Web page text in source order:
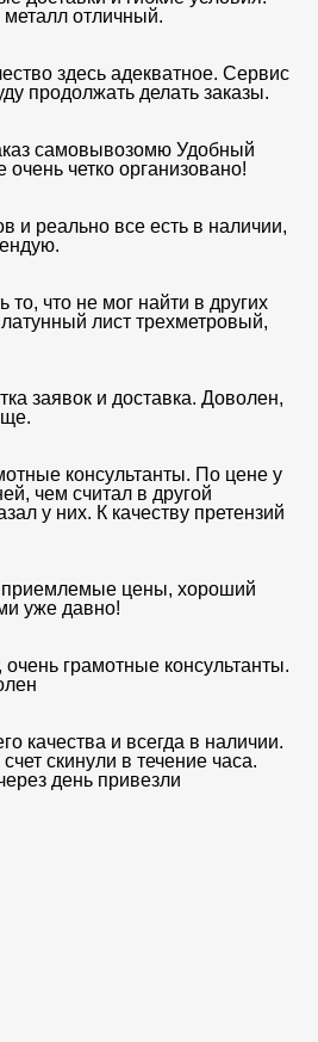
отличный.
здесь адекватное. Сервис
продолжать делать заказы.
самовывозомю Удобный
очень четко организовано!
и реально все есть в наличии,
то, что не мог найти в других
лист трехметровый,
заявок и доставка. Доволен,
консультанты. По цене у
чем считал в другой
у них. К качеству претензий
приемлемые цены, хороший
уже давно!
грамотные консультанты.
качества и всегда в наличии.
скинули в течение часа.
день привезли